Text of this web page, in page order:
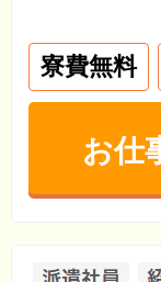
寮費無料
お仕